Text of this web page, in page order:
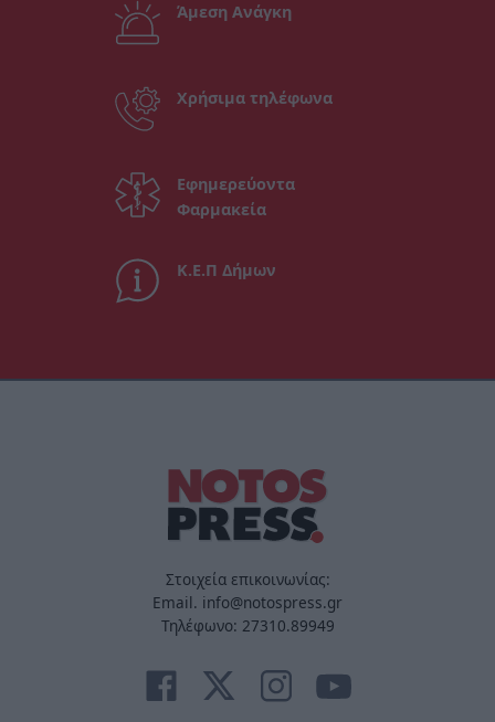
Άμεση Ανάγκη
Χρήσιμα τηλέφωνα
Εφημερεύοντα
Φαρμακεία
Κ.Ε.Π Δήμων
Στοιχεία επικοινωνίας:
Email. info@notospress.gr
Τηλέφωνο: 27310.89949